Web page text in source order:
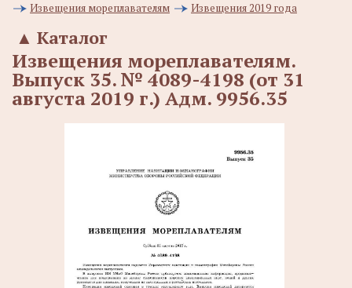
Извещения мореплавателям
Извещения 2019 года
Каталог
▲
Извещения мореплавателям.
Выпуск 35. № 4089-4198 (от 31
августа 2019 г.) Адм. 9956.35